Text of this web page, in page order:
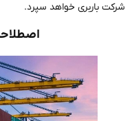
شرکت باربری خواهد سپرد.